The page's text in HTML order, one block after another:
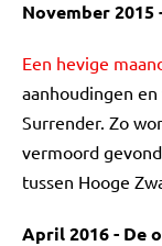
November 2015
Een hevige
aanhoudingen
Surrender. Zo
vermoord
tussen Hooge
April 2016- De